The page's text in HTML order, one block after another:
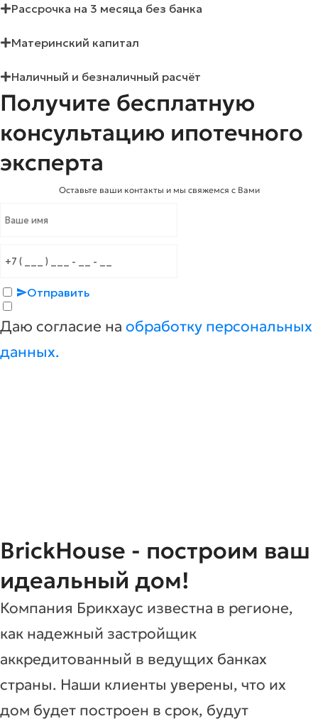
Рассрочка на 3 месяца без банка
Материнский капитал
Наличный и безналичный расчёт
Получите бесплатную
консультацию ипотечного
эксперта
Оставьте ваши контакты и мы свяжемся с Вами
Отправить
Даю согласие на обработку персональных
данных.
BrickHouse - построим ваш
идеальный дом!
Компания Брикхаус известна в регионе,
как надежный застройщик
аккредитованный в ведущих банках
страны. Наши клиенты уверены, что их
дом будет построен в срок, будут